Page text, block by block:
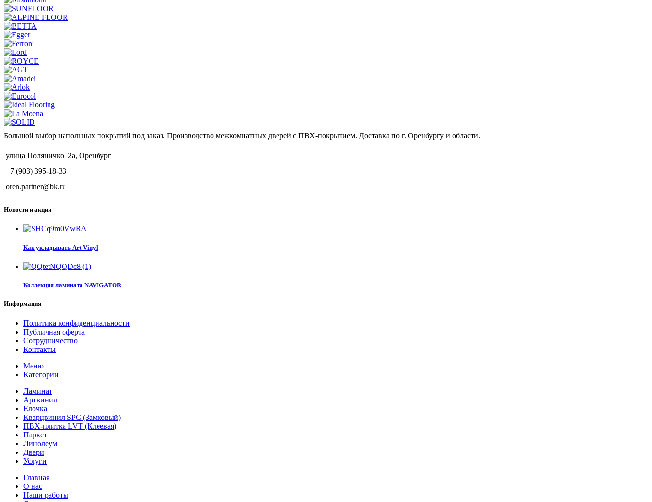
Большой выбор напольных покрытий под заказ. Производство межкомнатных дверей с ПВХ-покрытием. Доставка по г. Оренбургу и области.
улица Поляничко, 2а, Оренбург
+7 (903) 395-18-33
oren.partner@bk.ru
Новости и акции
Как укладывать Art Vinyl
Коллекция ламината NAVIGATOR
Информация
Политика конфиденциальности
Публичная оферта
Сотрудничество
Контакты
Меню
Категории
Ламинат
Артвинил
Елочка
Кварцвинил SPC (Замковый)
ПВХ-плитка LVT (Клеевая)
Паркет
Линолеум
Двери
Услуги
Главная
О нас
Наши работы